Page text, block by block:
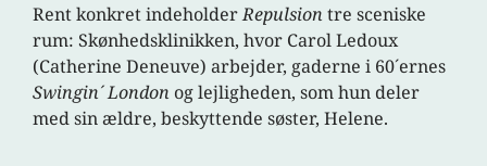
Rent konkret indeholderRepulsiontre sceniske
rum: Skønhedsklinikken, hvor Carol Ledoux
(Catherine Deneuve) arbejder, gaderne i 60´ernes
Swingin´ London og lejligheden, som hun deler
med sin ældre, beskyttende søster, Helene.